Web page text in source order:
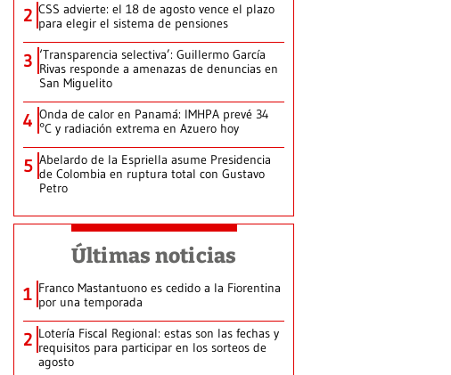
2 CSS advierte: el 18 de agosto vence el plazo
para elegir el sistema de pensiones
3 ‘Transparencia selectiva’: Guillermo García
Rivas responde a amenazas de denuncias en
San Miguelito
4 Onda de calor en Panamá: IMHPA prevé 34
°C y radiación extrema en Azuero hoy
5 Abelardo de la Espriella asume Presidencia
de Colombia en ruptura total con Gustavo
Petro
Últimas noticias
1 Franco Mastantuono es cedido a la Fiorentina
por una temporada
2 Lotería Fiscal Regional: estas son las fechas y
requisitos para participar en los sorteos de
agosto